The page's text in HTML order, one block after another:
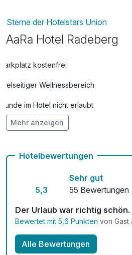
Sterne der Hotelstars Union
AaRa Hotel Radeberg
Parkplatz kostenfrei
Vielseitiger Wellnessbereich
Hunde im Hotel nicht erlaubt
Auch vegetarische Speisen
Mehr anzeigen
Hotelbewertungen
5,3
Sehr gut
55 Bewertungen
Der Urlaub war richtig schön.
Bewertet mit 5,6 Punkten von Gast
Alle Bewertungen